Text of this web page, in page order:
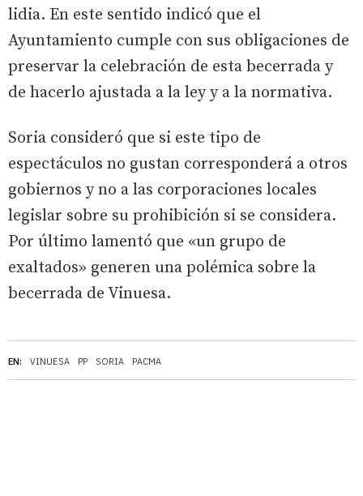
EN: VINUESA PP SORIA PACMA
lidia. En este sentido indicó que el
Ayuntamiento cumple con sus obligaciones de
preservar la celebración de esta becerrada y
de hacerlo ajustada a la ley y a la normativa.
Soria consideró que si este tipo de
espectáculos no gustan corresponderá a otros
gobiernos y no a las corporaciones locales
legislar sobre su prohibición si se considera.
Por último lamentó que «un grupo de
exaltados» generen una polémica sobre la
becerrada de Vinuesa.